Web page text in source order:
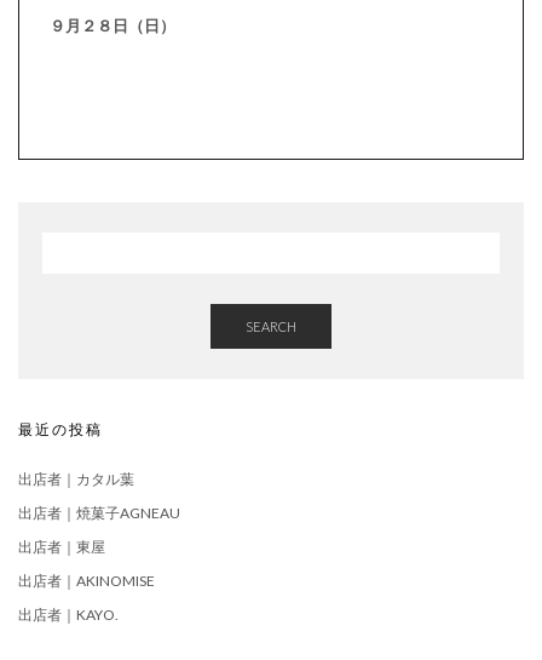
９月２８日（日）
SEARCH
最近の投稿
出店者｜カタル葉
出店者｜焼菓子AGNEAU
出店者｜東屋
出店者｜AKINOMISE
出店者｜KAYO.